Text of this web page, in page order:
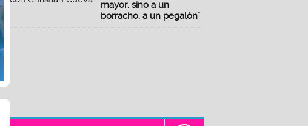
mayor, sino a un
borracho, a un pegalón"